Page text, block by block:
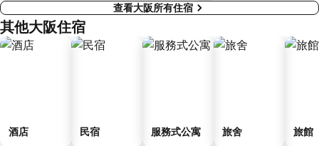
查看大阪所有住宿
其他大阪住宿
酒店 民宿 服務式公寓 旅舍 旅館